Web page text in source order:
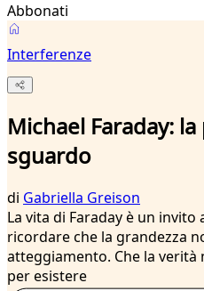
Abbonati
Interferenze
Michael Faraday:
sguardo
di Gabriella Greison
La vita di Faraday è un invito
ricordare che la grandezza
atteggiamento. Che la
per esistere